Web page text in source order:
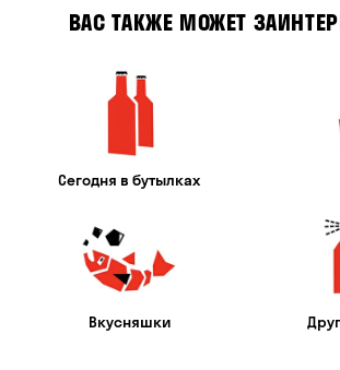
ВАС ТАКЖЕ МОЖЕТ
Сегодня в бутылках
Вкусняшки